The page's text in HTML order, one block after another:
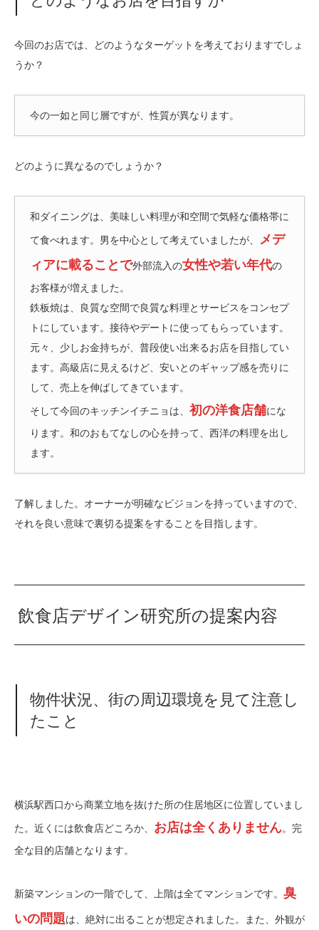
今回のお店では、どのようなターゲットを考えておりますでしょ
うか？
今の一如と同じ層ですが、性質が異なります。
どのように異なるのでしょうか？
和ダイニングは、美味しい料理が和空間で気軽な価格帯に
て食べれます。男を中心として考えていましたが、
メデ
ィアに載ることで外部流入の女性や若い年代の
お客様が増えました。
鉄板焼は、良質な空間で良質な料理とサービスをコンセプ
トにしています。接待やデートに使ってもらっています。
元々、少しお金持ちが、普段使い出来るお店を目指してい
ます。高級店に見えるけど、安いとのギャップ感を売りに
して、売上を伸ばしてきています。
そして今回のキッチンイチニョは、 初の洋食店舗にな
ります。和のおもてなしの心を持って、西洋の料理を出し
ます。
了解しました。オーナーが明確なビジョンを持っていますので、
それを良い意味で裏切る提案をすることを目指します。
飲食店デザイン研究所の提案内容
物件状況、街の周辺環境を見て注意し
たこと
横浜駅西口から商業立地を抜けた所の住居地区に位置していまし
た。近くには飲食店どころか、 お店は全くありません。完
全な目的店舗となります。
新築マンションの一階でして、上階は全てマンションです。 臭
いの問題は、絶対に出ることが想定されました。また、外観が